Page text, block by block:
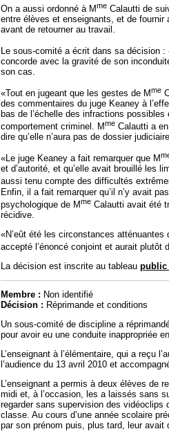
On a aussi ordonné à Mme Calautti de
entre élèves et enseignants, et de fournir
avant de retourner au travail.
Le sous-comité a écrit dans sa décision
concorde avec la gravité de son
son cas.
«Tout en jugeant que les gestes de Mme
des commentaires du juge Keaney à
bas de l’échelle des infractions
comportement criminel. Mme Calautti a
dire qu’elle n’aura pas de dossier
«Le juge Keaney a fait remarquer que M
et d’autorité, et qu’elle avait brouillé les
aussi tenu compte des difficultés
Enfin, il a fait remarquer qu’il n’y avait
psychologique de Mme Calautti avait été
récidive.
«N’eût été les circonstances
accepté l’énoncé conjoint et aurait plutôt
La décision est inscrite au tableau public
Membre : Non identifié
Décision : Réprimande et conditions
Un sous-comité de discipline a
pour avoir eu une conduite inappropriée
L’enseignant à l’élémentaire, qui a reçu
l’audience du 13 avril 2010 et
L’enseignant a permis à deux élèves de
midi et, à l’occasion, les a laissés sans
regarder sans supervision des vidéoclips
classe. Au cours d’une année scolaire
par son prénom puis, plus tard, leur avait